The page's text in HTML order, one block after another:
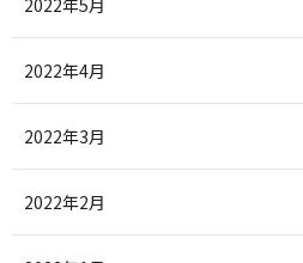
2022年4月
2022年3月
2022年2月